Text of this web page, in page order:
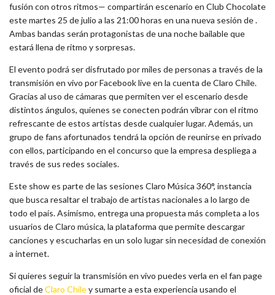
fusión con otros ritmos— compartirán escenario en Club Chocolate
este martes 25 de julio a las 21:00 horas en una nueva sesión de .
Ambas bandas serán protagonistas de una noche bailable que
estará llena de ritmo y sorpresas.
El evento podrá ser disfrutado por miles de personas a través de la
transmisión en vivo por Facebook live en la cuenta de Claro Chile.
Gracias al uso de cámaras que permiten ver el escenario desde
distintos ángulos, quienes se conecten podrán vibrar con el ritmo
refrescante de estos artistas desde cualquier lugar. Además, un
grupo de fans afortunados tendrá la opción de reunirse en privado
con ellos, participando en el concurso que la empresa despliega a
través de sus redes sociales.
Este show es parte de las sesiones Claro Música 360°, instancia
que busca resaltar el trabajo de artistas nacionales a lo largo de
todo el país. Asimismo, entrega una propuesta más completa a los
usuarios de Claro música, la plataforma que permite descargar
canciones y escucharlas en un solo lugar sin necesidad de conexión
a internet.
Si quieres seguir la transmisión en vivo puedes verla en el fan page
oficial deClaro Chiley sumarte a esta experiencia usando el